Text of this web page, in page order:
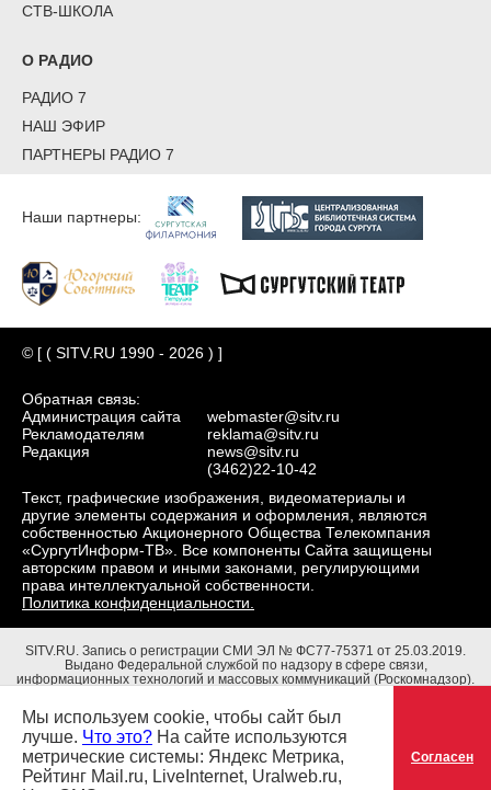
СТВ-ШКОЛА
О РАДИО
РАДИО 7
НАШ ЭФИР
ПАРТНЕРЫ РАДИО 7
Наши партнеры:
© [ ( SITV.RU 1990 - 2026 ) ]
Обратная связь:
Администрация сайта
Рекламодателям
Редакция
webmaster@sitv.ru
reklama@sitv.ru
news@sitv.ru
(3462)22-10-42
Текст, графические изображения, видеоматериалы и
другие элементы содержания и оформления, являются
собственностью Акционерного Общества Телекомпания
«СургутИнформ-ТВ». Все компоненты Сайта защищены
авторским правом и иными законами, регулирующими
права интеллектуальной собственности.
Политика конфиденциальности.
SITV.RU. Запись о регистрации СМИ ЭЛ № ФС77-75371 от 25.03.2019.
Выдано Федеральной службой по надзору в сфере связи,
информационных технологий и массовых коммуникаций (Роскомнадзор).
Адрес редакции: 628403, Тюменская обл., ХМАО - Югра, г. Сургут, ул.
Маяковского, д. 16. Главный редактор: Чубенко В.Л.
Мы используем cookie, чтобы сайт был
лучше. Что это? На сайте используются
метрические системы: Яндекс Метрика,
Рейтинг Mail.ru, LiveInternet, Uralweb.ru,
Согласен